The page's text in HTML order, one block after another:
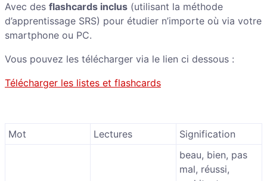
Avec des flashcards inclus (utilisant la méthode
d’apprentissage SRS) pour étudier n’importe où via votre
smartphone ou PC.
Vous pouvez les télécharger via le lien ci dessous :
Télécharger les listes et flashcards
Mot Lectures Signification
beau, bien, pas
mal, réussi,